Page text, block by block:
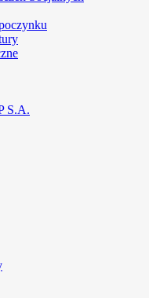
S.A.